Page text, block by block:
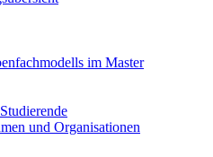
im Master
und Organisationen